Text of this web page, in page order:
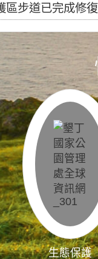
，自115年7月13日（星期一）起恢復
生態保護